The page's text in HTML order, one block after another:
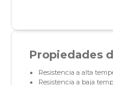
Propiedades
Resistencia a alta
Resistencia a baja